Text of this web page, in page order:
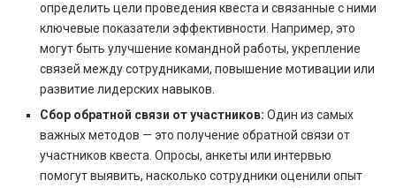
определить цели проведения квеста и связанные с ними
ключевые показатели эффективности. Например, это
могут быть улучшение командной работы, укрепление
связей между сотрудниками, повышение мотивации или
развитие лидерских навыков.
Сбор обратной связи от участников: Один из самых
важных методов — это получение обратной связи от
участников квеста. Опросы, анкеты или интервью
помогут выявить, насколько сотрудники оценили опыт